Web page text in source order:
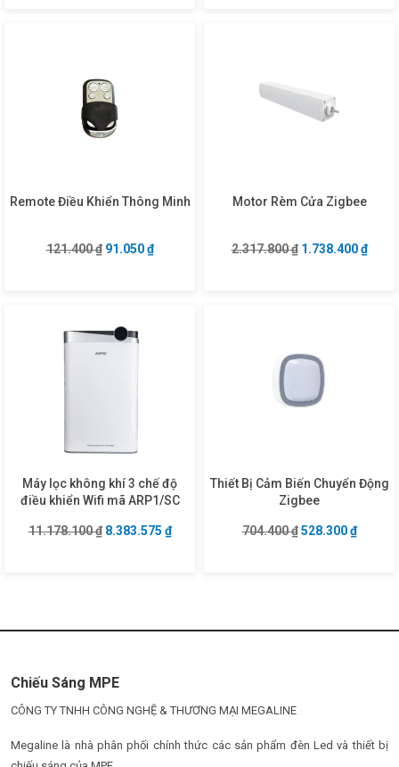
Remote Điều Khiển Thông Minh
121.400₫ Giá gốc là: 121.400 ₫.
91.050₫Giá hiện tại là: 91.050 ₫.
Motor Rèm Cửa Zigbee
2.317.800₫ Giá gốc là:
1.738.400₫Giá
Máy lọc không khí 3 chế độ
điều khiển Wifi mã ARP1/SC
11.178.100₫ Giá gốc là: 11.178.100 ₫.
8.383.575 ₫Giá hiện tại là: 8.383.575 ₫.
Thiết Bị Cảm Biến Chuyển Động
Zigbee
704.400₫ Giá gốc là:
528.300₫Giá
Chiếu Sáng MPE
CÔNG TY TNHH CÔNG NGHỆ & THƯƠNG MẠI MEGALINE
Megaline là nhà phân phối chính thức các sản phẩm đèn Led và thiết bị